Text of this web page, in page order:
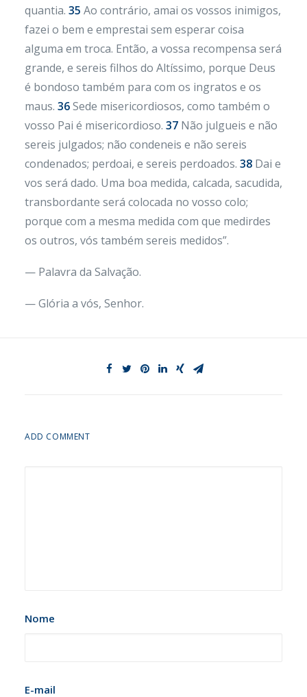
quantia. 35 Ao contrário, amai os vossos inimigos,
fazei o bem e emprestai sem esperar coisa
alguma em troca. Então, a vossa recompensa será
grande, e sereis filhos do Altíssimo, porque Deus
é bondoso também para com os ingratos e os
maus. 36Sede misericordiosos, como também o
vosso Pai é misericordioso. 37 Não julgueis e não
sereis julgados; não condeneis e não sereis
condenados; perdoai, e sereis perdoados. 38 Dai e
vos será dado. Uma boa medida, calcada, sacudida,
transbordante será colocada no vosso colo;
porque com a mesma medida com que medirdes
os outros, vós também sereis medidos”.
— Palavra da Salvação.
— Glória a vós, Senhor.
ADD COMMENT
Nome
E-mail